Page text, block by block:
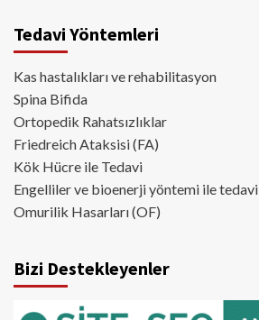
Tedavi Yöntemleri
Kas hastalıkları ve rehabilitasyon
Spina Bifida
Ortopedik Rahatsızlıklar
Friedreich Ataksisi (FA)
Kök Hücre ile Tedavi
Engelliler ve bioenerji yöntemi ile tedavi
Omurilik Hasarları (OF)
Bizi Destekleyenler